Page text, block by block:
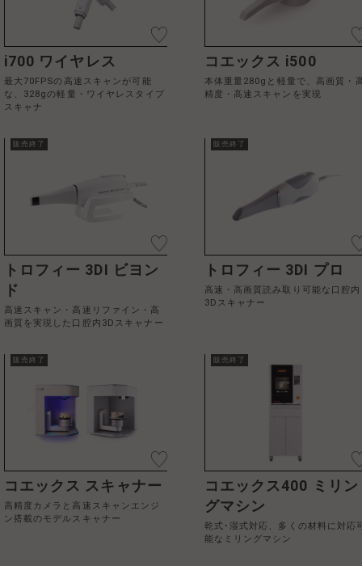
i700 ワイヤレス
最大70FPSの高速スキャンが可能
な、328gの軽量・ワイヤレスタイプ
スキャナ
コエックス i500
本体重量280gと軽量で、高画質・
精度・高速スキャンを実現
販売終了
トロフィー 3DI ビヨン
ド
高速スキャン・高速リファイン・高
画質を実現した口腔内3Dスキャナー
販売終了
トロフィー 3DI プロ
高速・高画質読み取り可能な口腔内
3Dスキャナー
販売終了
コエックス スキャナー
高精度カメラと高速スキャンエンジ
ン搭載のモデルスキャナー
販売終了
コエックス400 ミリン
グマシン
乾式･湿式対応、多くの材料に対応
能なミリングマシン